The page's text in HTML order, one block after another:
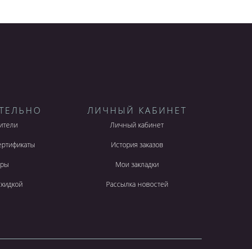
ЛИЧНЫЙ КАБИНЕТ
Личный кабинет
История заказов
Мои закладки
Рассылка новостей